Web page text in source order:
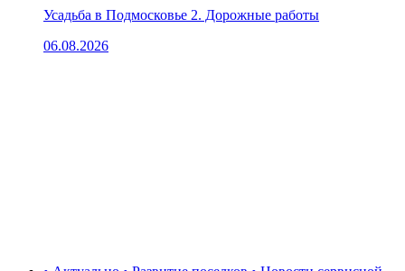
Усадьба в Подмосковье 2. Дорожные работы
06.08.2026